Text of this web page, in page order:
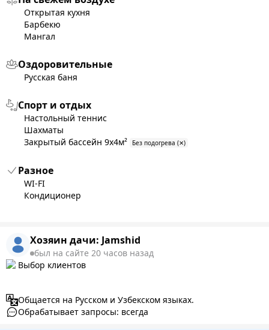
Открытая кухня
Барбекю
Мангал
Оздоровительные
Русская баня
Спорт и отдых
Настольный теннис
Шахматы
Закрытый бассейн 9x4м²
Без подогрева (✕)
Разное
WI-FI
Кондиционер
Хозяин дачи: Jamshid
был на сайте 20 часов назад
Выбор клиентов
Общается на Русском и Узбекском языках.
Обрабатывает запросы: всегда